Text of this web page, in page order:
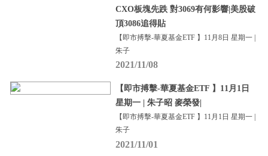
CXO板塊先跌 對3069有何影響|美股破
頂3086追得貼
【即市搏擊-華夏基金ETF 】11月8日 星期一 |
朱子
2021/11/08
【即市搏擊-華夏基金ETF 】11月1日
星期一 | 朱子昭 麥榮發|
【即市搏擊-華夏基金ETF 】11月1日 星期一 |
朱子
2021/11/01